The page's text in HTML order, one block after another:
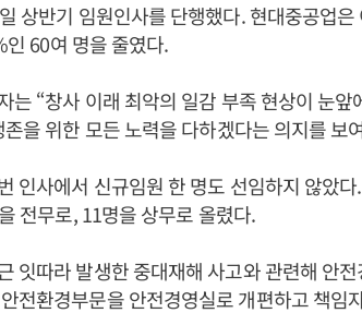
상반기 임원인사를 단행했다. 현대중공업
60여 명을 줄였다.
는 “창사 이래 최악의 일감 부족 현상이 눈
을 위한 모든 노력을 다하겠다는 의지를 보
인사에서 신규임원 한 명도 선임하지 않았
전무로, 11명을 상무로 올렸다.
잇따라 발생한 중대재해 사고와 관련해 안
전환경부문을 안전경영실로 개편하고 책임